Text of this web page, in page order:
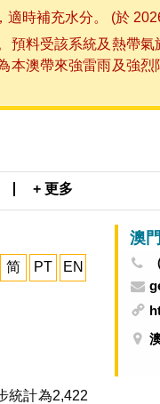
時補充水分。 (於
料受該系統及熱帶
澳帶來強雷雨及強烈
+ 更多
简 PT EN
統計為2,422
澳